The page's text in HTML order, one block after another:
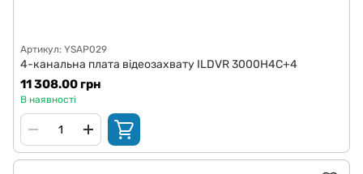
Артикул: YSAP029
4-канальна плата відеозахвату ILDVR 3000H4C+4
11 308.00 грн
В наявності